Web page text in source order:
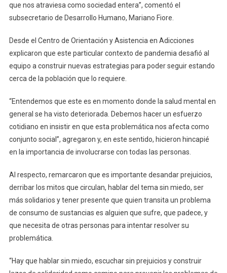
que nos atraviesa como sociedad entera”, comentó el
subsecretario de Desarrollo Humano, Mariano Fiore.
Desde el Centro de Orientación y Asistencia en Adicciones
explicaron que este particular contexto de pandemia desafió al
equipo a construir nuevas estrategias para poder seguir estando
cerca de la población que lo requiere.
“Entendemos que este es en momento donde la salud mental en
general se ha visto deteriorada. Debemos hacer un esfuerzo
cotidiano en insistir en que esta problemática nos afecta como
conjunto social”, agregaron y, en este sentido, hicieron hincapié
en la importancia de involucrarse con todas las personas.
Al respecto, remarcaron que es importante desandar prejuicios,
derribar los mitos que circulan, hablar del tema sin miedo, ser
más solidarios y tener presente que quien transita un problema
de consumo de sustancias es alguien que sufre, que padece, y
que necesita de otras personas para intentar resolver su
problemática.
“Hay que hablar sin miedo, escuchar sin prejuicios y construir